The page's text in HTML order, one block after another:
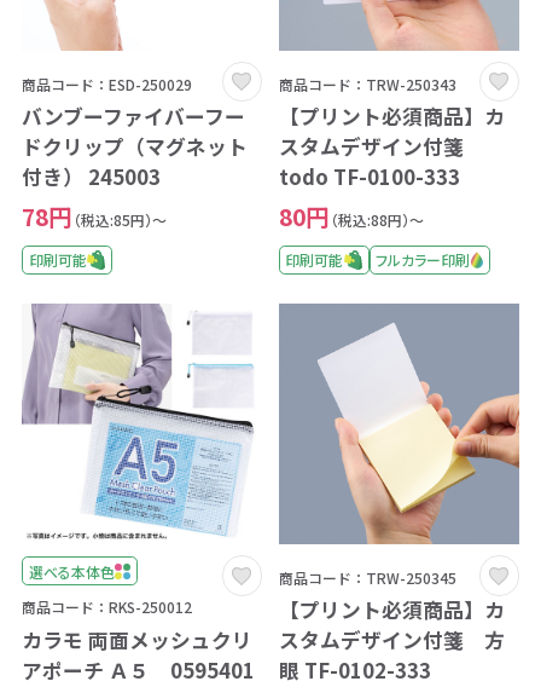
商品コード：ESD-250029
バンブーファイバーフー
ドクリップ（マグネット
付き） 245003
78円 （税込:85円）～
印刷可能
商品コード：TRW-250343
【プリント必須商品】カ
スタムデザイン付箋
todo TF-0100-333
80円 （税込:88円）～
印刷可能
フルカラー印刷
選べる本体色
商品コード：RKS-250012
カラモ 両面メッシュクリ
アポーチ Ａ５ 0595401
商品コード：TRW-250345
【プリント必須商品】カ
スタムデザイン付箋 方
眼 TF-0102-333